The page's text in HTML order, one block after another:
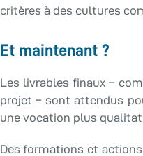
critères à des cultures
Et maintenant ?
Les livrables finaux –
projet – sont attendus
une vocation plus
Des formations et